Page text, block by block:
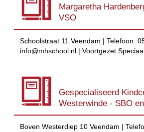
Margaretha
VSO
Schoolstraat 11 Veendam | Telefoon:
info@mhschool.nl | Voortgezet
Gespecialiseerd
Westerwinde - SBO
Boven Westerdiep 10 Veendam |